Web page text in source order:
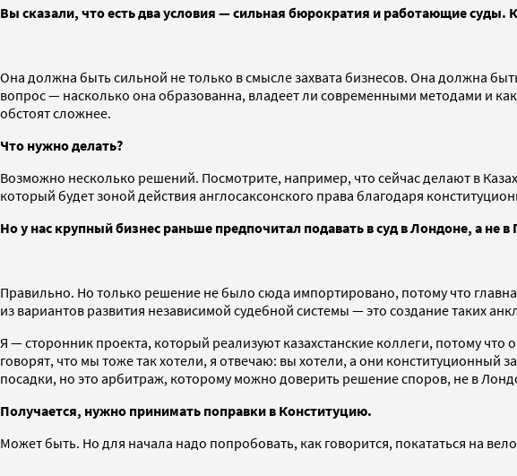
Вы сказали, что есть два условия — сильная бюрократия и работающие суды.
Она должна быть сильной не только в смысле захвата бизнесов. Она должна
вопрос — насколько она образованна, владеет ли современными методами и
обстоят сложнее.
Что нужно делать?
Возможно несколько решений. Посмотрите, например, что сейчас делают в
который будет зоной действия англосаксонского права благодаря
Но у нас крупный бизнес раньше предпочитал подавать в суд в Лондоне, а не в
Правильно. Но только решение не было сюда импортировано, потому что
из вариантов развития независимой судебной системы — это создание таких
Я — сторонник проекта, который реализуют казахстанские коллеги, потому
говорят, что мы тоже так хотели, я отвечаю: вы хотели, а они
посадки, но это арбитраж, которому можно доверить решение споров, не в
Получается, нужно принимать поправки в Конституцию.
Может быть. Но для начала надо попробовать, как говорится, покататься на